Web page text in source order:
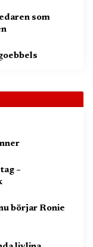
som
–
börjar Ronie